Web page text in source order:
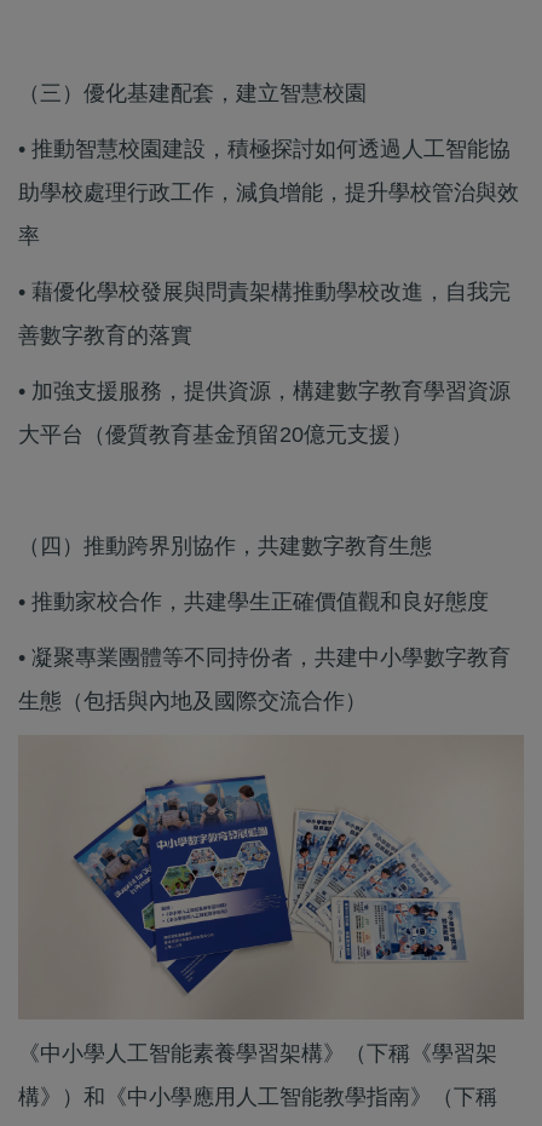
（三）優化基建配套，建立智慧校園
• 推動智慧校園建設，積極探討如何透過人工智能協
助學校處理行政工作，減負增能，提升學校管治與效
率
• 藉優化學校發展與問責架構推動學校改進，自我完
善數字教育的落實
• 加強支援服務，提供資源，構建數字教育學習資源
大平台（優質教育基金預留20億元支援）
（四）推動跨界別協作，共建數字教育生態
• 推動家校合作，共建學生正確價值觀和良好態度
• 凝聚專業團體等不同持份者，共建中小學數字教育
生態（包括與內地及國際交流合作）
《中小學人工智能素養學習架構》（下稱《學習架
構》）和《中小學應用人工智能教學指南》（下稱